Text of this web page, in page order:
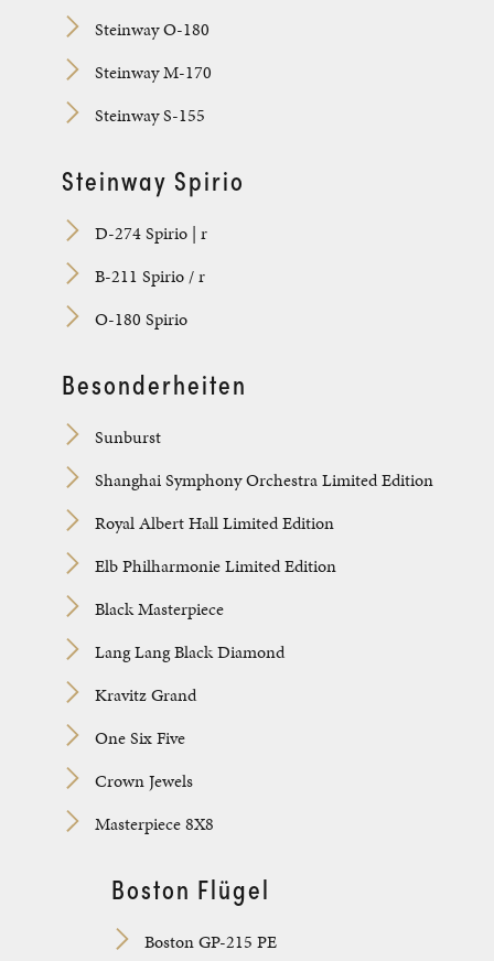
Steinway O-180
Steinway M-170
Steinway S-155
Steinway Spirio
D-274 Spirio | r
B-211 Spirio / r
O-180 Spirio
Besonderheiten
Sunburst
Shanghai Symphony Orchestra Limited Edition
Royal Albert Hall Limited Edition
Elb Philharmonie Limited Edition
Black Masterpiece
Lang Lang Black Diamond
Kravitz Grand
One Six Five
Crown Jewels
Masterpiece 8X8
Boston Flügel
Boston GP-215 PE